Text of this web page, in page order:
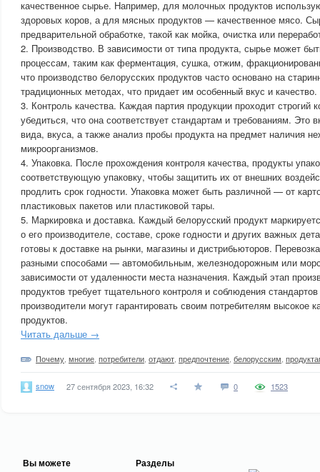
качественное сырье. Например, для молочных продуктов
здоровых коров, а для мясных продуктов — качественное мясо.
предварительной обработке, такой как мойка, очистка или
2. Производство. В зависимости от типа продукта, сырье может
процессам, таким как ферментация, сушка, отжим,
что производство белорусских продуктов часто основано на
традиционных методах, что придает им особенный вкус и качество.
3. Контроль качества. Каждая партия продукции проходит строгий
убедиться, что она соответствует стандартам и требованиям. Это
вида, вкуса, а также анализ пробы продукта на предмет наличия
микроорганизмов.
4. Упаковка. После прохождения контроля качества, продукты
соответствующую упаковку, чтобы защитить их от внешних
продлить срок годности. Упаковка может быть различной — от
пластиковых пакетов или пластиковой тары.
5. Маркировка и доставка. Каждый белорусский продукт
о его производителе, составе, сроке годности и других важных
готовы к доставке на рынки, магазины и дистрибьюторов.
разными способами — автомобильным, железнодорожным или
зависимости от удаленности места назначения. Каждый этап
продуктов требует тщательного контроля и соблюдения
производители могут гарантировать своим потребителям высокое
продуктов.
Читать дальше →
Почему многие потребители отдают предпочтение белорусским
snow 27 сентября 2023, 16:32 0 1523
Вы можете Разделы